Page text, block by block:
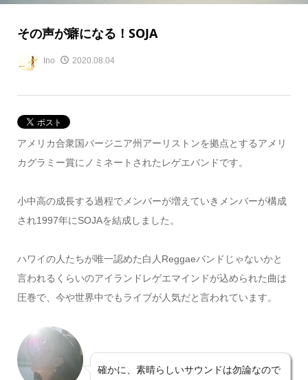
その声が癖になる！SOJA
Ino 2020.08.04
アメリカ合衆国バージニア州アーリストンを拠点とするアメリ
カグラミー賞にノミネートされたレゲエバンドです。
小中高の成長する過程でメンバーが増えていきメンバーが構成
され1997年にSOJAを結成しました。
ハワイの人たちが唯一認めた白人Reggaeバンドじゃないかと
言われるくらいのアイランドレゲエマインドが込められた曲は
圧巻で、今や世界中でもライブが人気だと言われています。
確かに、素晴らしいサウンドは勿論なので